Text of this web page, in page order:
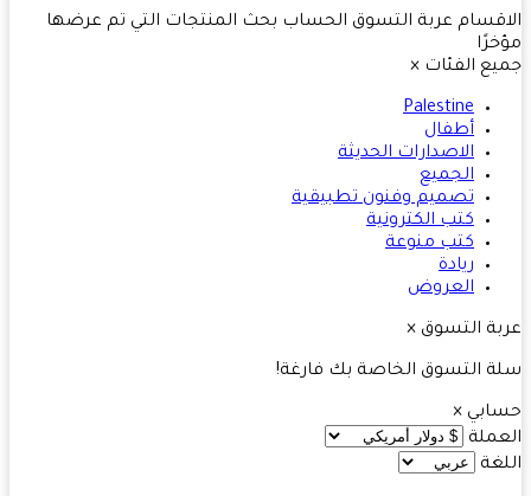
عربة التسوق الحساب بحث المنتجات التي تم عرضها
الفئات ×
Palestine
أطفال
الاصدارات الحديثة
الجميع
تصميم وفنون تطبيقية
كتب الكترونية
كتب منوعة
ريادة
العروض
التسوق ×
التسوق الخاصة بك فارغة!
×